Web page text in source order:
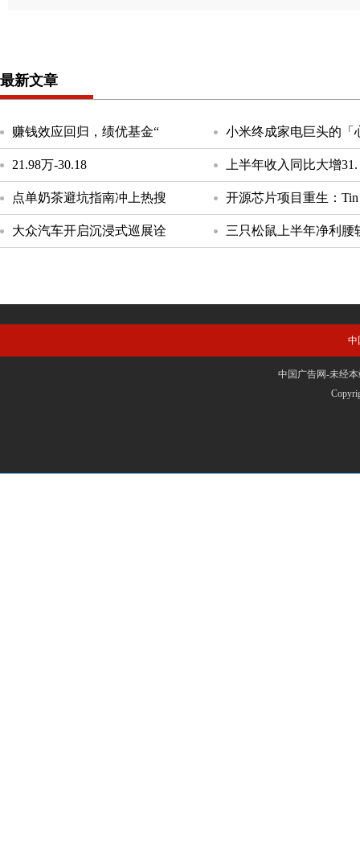
最新文章
赚钱效应回归，绩优基金“ 小米终成家电巨头的「
21.98万-30.18 上半年收入同比大增31.
点单奶茶避坑指南冲上热搜 开源芯片项目重生：Tin
大众汽车开启沉浸式巡展诠 三只松鼠上半年净利腰
中
中国广告网-未经本